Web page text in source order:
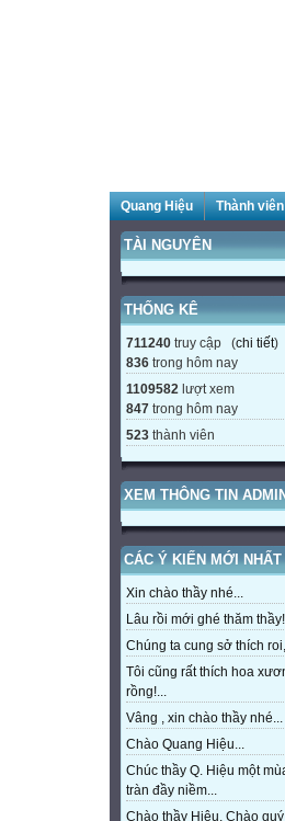
Quang Hiệu Thành viên
TÀI NGUYÊN
THỐNG KÊ
711240 truy cập (chi tiết)
836 trong hôm nay
1109582 lượt xem
847 trong hôm nay
523 thành viên
XEM THÔNG TIN ADMIN
CÁC Ý KIẾN MỚI NHẤT
Xin chào thầy nhé...
Lâu rồi mới ghé thăm
Chúng ta cung sở thích
Tôi cũng rất thích hoa
rồng!...
Vâng , xin chào thầy nhé...
Chào Quang Hiệu...
Chúc thầy Q. Hiệu một
tràn đầy niềm...
Chào thầy Hiệu, Chào